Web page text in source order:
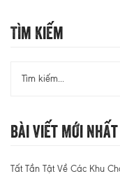
Tìm Kiếm
Bài Viết Mới Nhất
Tất Tần Tật Về Các Khu